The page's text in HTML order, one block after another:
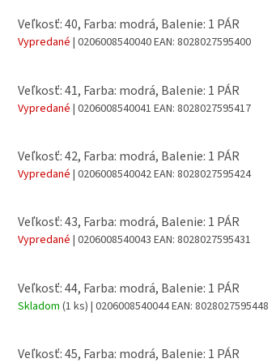
Veľkosť: 40, Farba: modrá, Balenie: 1 PÁR
Vypredané | 0206008540040EAN: 8028027595400
Veľkosť: 41, Farba: modrá, Balenie: 1 PÁR
Vypredané | 0206008540041 EAN: 8028027595417
Veľkosť: 42, Farba: modrá, Balenie: 1 PÁR
Vypredané | 0206008540042EAN: 8028027595424
Veľkosť: 43, Farba: modrá, Balenie: 1 PÁR
Vypredané | 0206008540043 EAN: 8028027595431
Veľkosť: 44, Farba: modrá, Balenie: 1 PÁR
Skladom (1 ks) | 0206008540044EAN: 8028027595448
Veľkosť: 45, Farba: modrá, Balenie: 1 PÁR